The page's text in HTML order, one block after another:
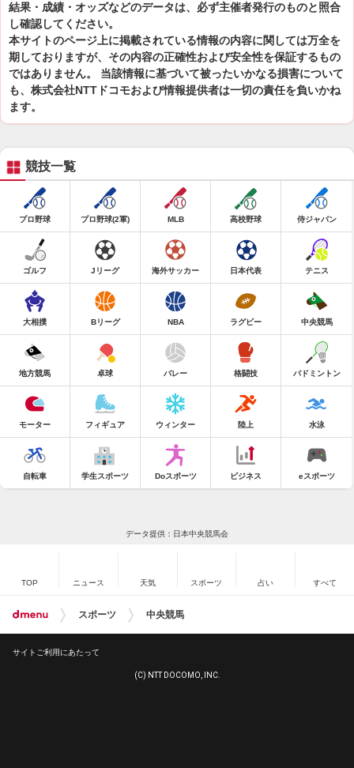
結果・成績・オッズなどのデータは、必ず主催者発行のものと照合
し確認してください。
本サイトのページ上に掲載されている情報の内容に関しては万全を
期しておりますが、その内容の正確性および安全性を保証するもの
ではありません。 当該情報に基づいて被ったいかなる損害について
も、株式会社NTTドコモおよび情報提供者は一切の責任を負いかね
ます。
競技一覧
プロ野球 プロ野球(2軍) MLB 高校野球 侍ジャパン
ゴルフ Jリーグ 海外サッカー 日本代表 テニス
大相撲 Bリーグ NBA ラグビー 中央競馬
地方競馬 卓球 バレー 格闘技 バドミントン
モーター フィギュア ウィンター 陸上 水泳
自転車 学生スポーツ Doスポーツ ビジネス eスポーツ
データ提供：日本中央競馬会
TOP ニュース 天気 スポーツ 占い すべて
スポーツ 中央競馬
サイトご利用にあたって
(C) NTT DOCOMO, INC.